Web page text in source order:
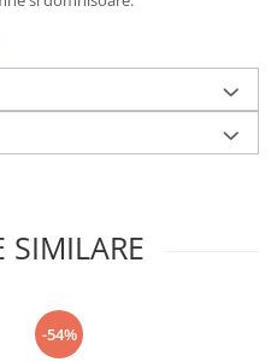
SIMILARE
-54%